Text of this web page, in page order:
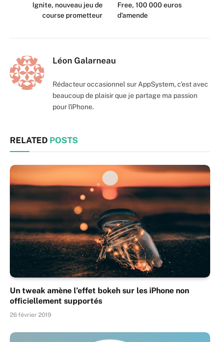
Ignite, nouveau jeu de
course prometteur
Free, 100 000 euros
d’amende
Léon Galarneau
Rédacteur occasionnel sur AppSystem, c'est avec
beaucoup de plaisir que je partage ma passion
pour l'iPhone.
RELATED POSTS
Un tweak amène l’effet bokeh sur les iPhone non
officiellement supportés
26 février 2019